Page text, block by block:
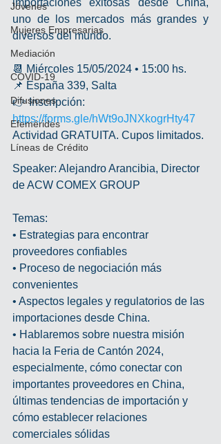
Jóvenes
Mujeres Empresarias
Mediación
COVID-19
Difusiones
Efemérides
Líneas de Crédito
importaciones exitosas desde China,
uno de los mercados más grandes y
diversos del mundo.
📆 Miércoles 15/05/2024 • 15:00 hs.
📌 España 339, Salta
👉 Inscripción:
https://forms.gle/hWt9oJNXkogrHty47
Actividad GRATUITA. Cupos limitados.
Speaker: Alejandro Arancibia, Director
de ACW COMEX GROUP
Temas:
• Estrategias para encontrar
proveedores confiables
• Proceso de negociación más
convenientes
• Aspectos legales y regulatorios de las
importaciones desde China.
• Hablaremos sobre nuestra misión
hacia la Feria de Cantón 2024,
especialmente, cómo conectar con
importantes proveedores en China,
últimas tendencias de importación y
cómo establecer relaciones
comerciales sólidas